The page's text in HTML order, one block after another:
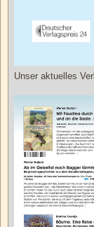
Unser aktuelles